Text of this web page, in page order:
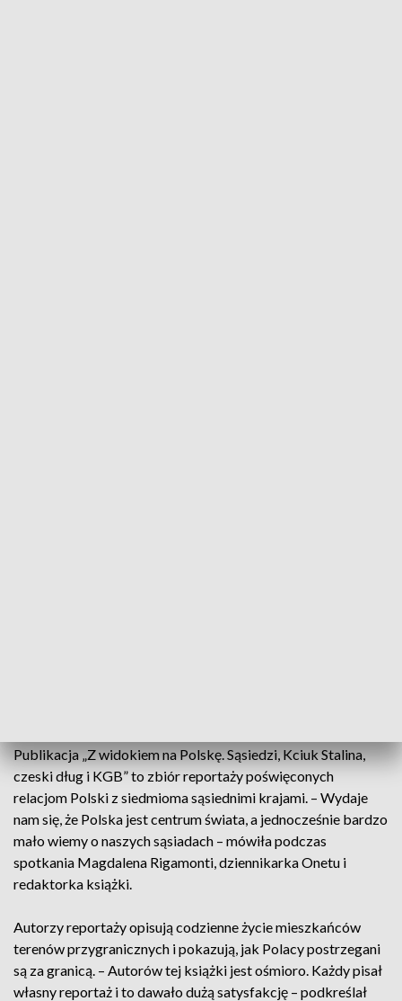
Publikacja „Z widokiem na Polskę. Sąsiedzi, Kciuk Stalina,
czeski dług i KGB” to zbiór reportaży poświęconych
relacjom Polski z siedmioma sąsiednimi krajami. – Wydaje
nam się, że Polska jest centrum świata, a jednocześnie bardzo
mało wiemy o naszych sąsiadach – mówiła podczas
spotkania Magdalena Rigamonti, dziennikarka Onetu i
redaktorka książki.
Autorzy reportaży opisują codzienne życie mieszkańców
terenów przygranicznych i pokazują, jak Polacy postrzegani
są za granicą. – Autorów tej książki jest ośmioro. Każdy pisał
własny reportaż i to dawało dużą satysfakcję – podkreślał